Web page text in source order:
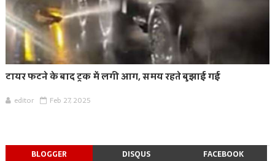
टायर फटने के बाद ट्रक में लगी आग, समय रहते बुझाई गई
editor Feb 27, 2025
BLOGGER DISQUS FACEBOOK